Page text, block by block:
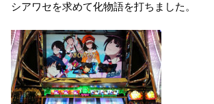
シアワセを求めて化物語を打ちました。